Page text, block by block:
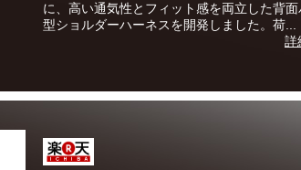
に、高い通気性とフィット感を両立した背面
型ショルダーハーネスを開発しました。荷...
詳